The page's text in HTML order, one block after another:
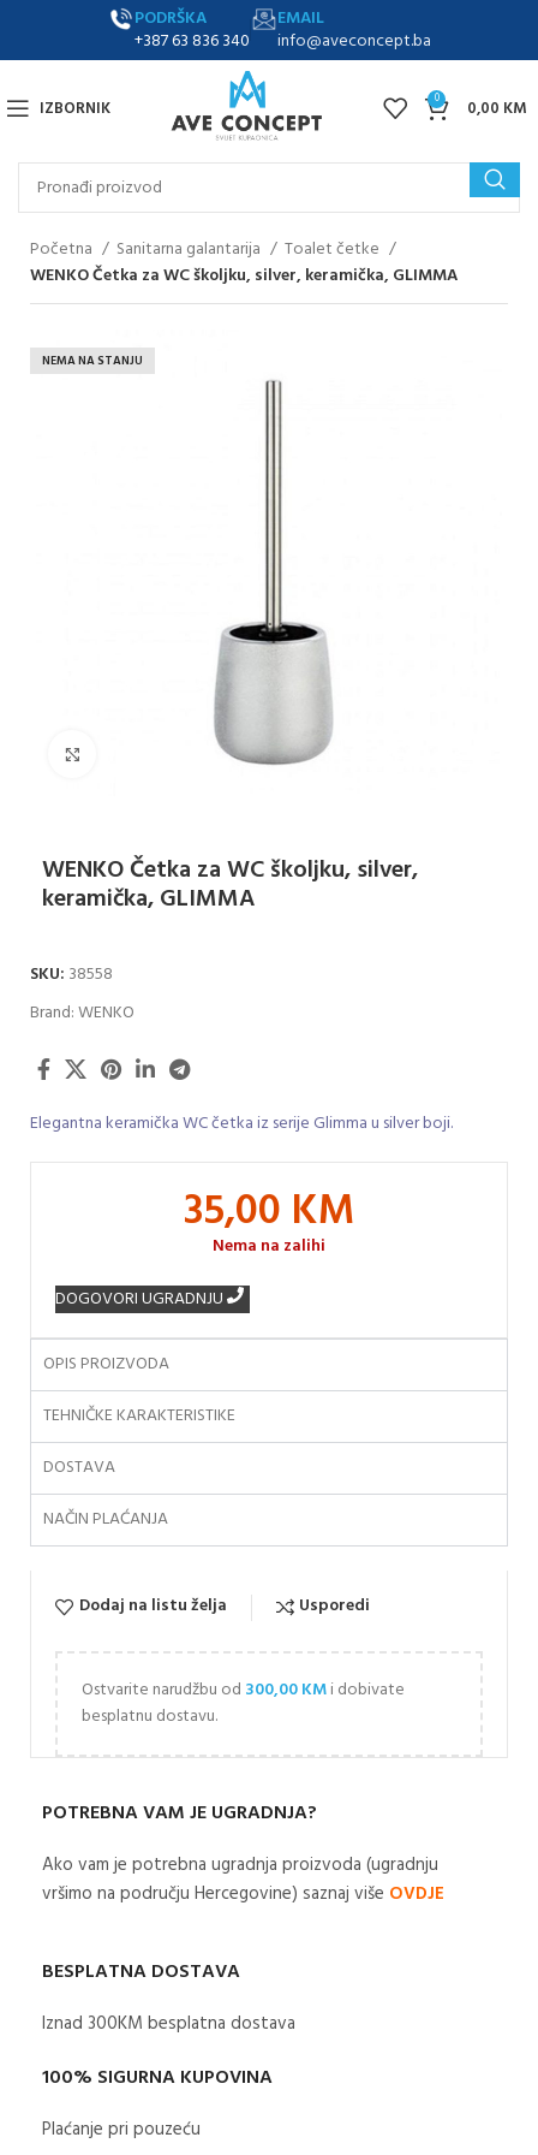
PODRŠKA
+387 63 836 340
EMAIL
info@aveconcept.ba
IZBORNIK 0 0,00 KM
Početna Sanitarna galantarija
Toalet četke
WENKO Četka za WC školjku, silver, keramička, GLIMMA
NEMA NA STANJU
WENKO Četka za WC školjku, silver,
keramička, GLIMMA
SKU: 38558
Brand:WENKO
Elegantna keramička WC četka iz serije Glimma u silver boji.
35,00 KM
Nema na zalihi
DOGOVORI UGRADNJU
OPIS PROIZVODA
TEHNIČKE KARAKTERISTIKE
DOSTAVA
NAČIN PLAĆANJA
Dodaj na listu želja Usporedi
Ostvarite narudžbu od 300,00KMi dobivate
besplatnu dostavu.
POTREBNA VAM JE UGRADNJA?
Ako vam je potrebna ugradnja proizvoda (ugradnju
vršimo na području Hercegovine) saznaj više OVDJE
BESPLATNA DOSTAVA
Iznad 300KM besplatna dostava​
100% SIGURNA KUPOVINA
Plaćanje pri pouzeću